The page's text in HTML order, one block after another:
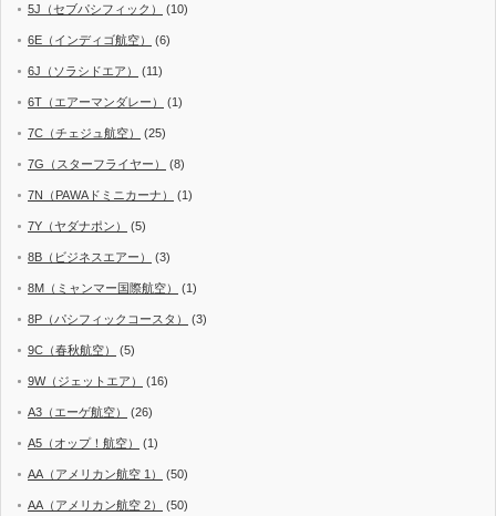
5J（セブパシフィック） (10)
6E（インディゴ航空） (6)
6J（ソラシドエア） (11)
6T（エアーマンダレー） (1)
7C（チェジュ航空） (25)
7G（スターフライヤー） (8)
7N（PAWAドミニカーナ） (1)
7Y（ヤダナポン） (5)
8B（ビジネスエアー） (3)
8M（ミャンマー国際航空） (1)
8P（パシフィックコースタ） (3)
9C（春秋航空） (5)
9W（ジェットエア） (16)
A3（エーゲ航空） (26)
A5（オップ！航空） (1)
AA（アメリカン航空 1） (50)
AA（アメリカン航空 2） (50)